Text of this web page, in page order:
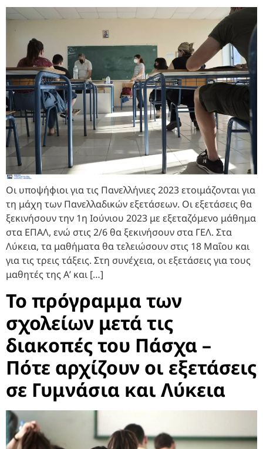
Οι υποψήφιοι για τις Πανελλήνιες 2023 ετοιμάζονται για
τη μάχη των Πανελλαδικών εξετάσεων. Οι εξετάσεις θα
ξεκινήσουν την 1η Ιούνιου 2023 με εξεταζόμενο μάθημα
στα ΕΠΑΛ, ενώ στις 2/6 θα ξεκινήσουν στα ΓΕΛ. Στα
Λύκεια, τα μαθήματα θα τελειώσουν στις 18 Μαΐου και
για τις τρεις τάξεις. Στη συνέχεια, οι εξετάσεις για τους
μαθητές της Α’ και […]
Το πρόγραμμα των
σχολείων μετά τις
διακοπές του Πάσχα –
Πότε αρχίζουν οι εξετάσεις
σε Γυμνάσια και Λύκεια